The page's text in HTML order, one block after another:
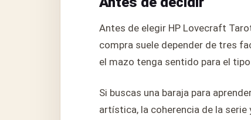
Antes de elegir HP Lovecraft
compra suele depender de tres
el mazo tenga sentido para el
Si buscas una baraja para
artística, la coherencia de la